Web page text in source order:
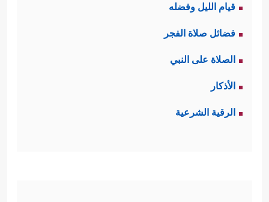
قيام الليل وفضله
فضائل صلاة الفجر
الصلاة على النبي
الأذكار
الرقية الشرعية